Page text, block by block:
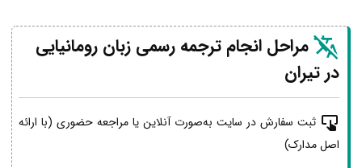
مراحل انجام ترجمه رسمی زبان رومانیایی
در تیران
ثبت سفارش در سایت به‌صورت آنلاین یا مراجعه حضوری (با ارائه
اصل مدارک)